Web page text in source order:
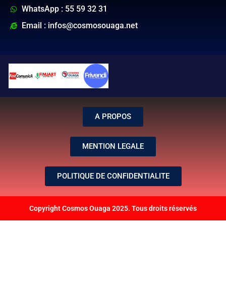
WhatsApp : 55 59 32 31
Email : infos@cosmosouaga.net
A PROPOS
MENTION LEGALE
POLITIQUE DE CONFIDENTIALITE
Copyright Cosmos Ouaga 2025. Tous droits réservés